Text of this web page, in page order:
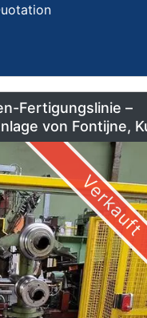
Fertigungslinie –
von Fontijne,
Verkauft